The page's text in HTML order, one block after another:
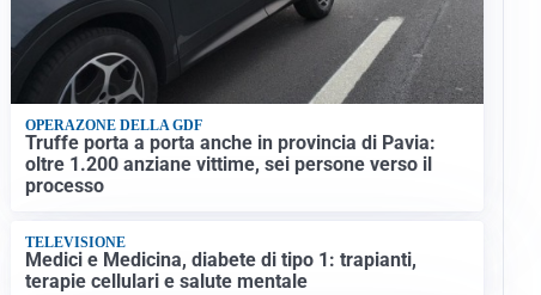
OPERAZONE DELLA GDF
Truffe porta a porta anche in provincia di Pavia:
oltre 1.200 anziane vittime, sei persone verso il
processo
TELEVISIONE
Medici e Medicina, diabete di tipo 1: trapianti,
terapie cellulari e salute mentale